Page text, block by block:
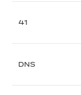
41
DNS